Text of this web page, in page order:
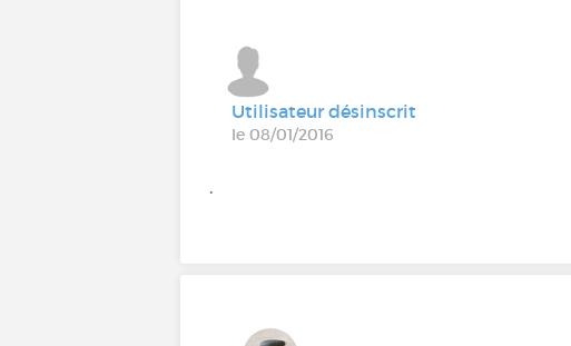
Utilisateur désinscrit
le 08/01/2016
.